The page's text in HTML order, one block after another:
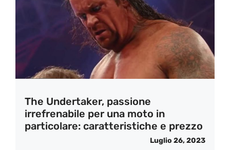
The Undertaker, passione
irrefrenabile per una moto in
particolare: caratteristiche e prezzo
Luglio 26, 2023